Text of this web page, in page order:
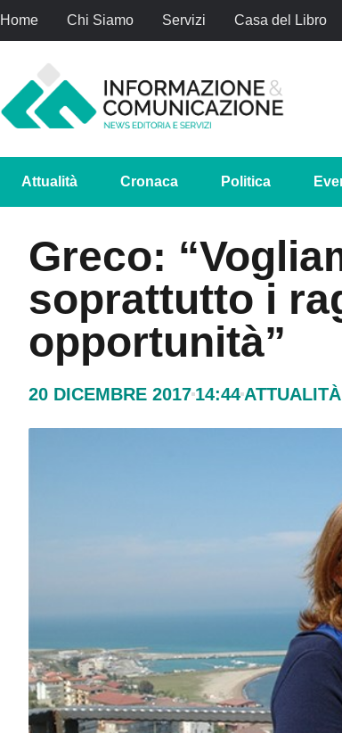
Home Chi Siamo Servizi Casa del Libro
Attualità Cronaca Politica
Greco:
soprattutto i
opportunità”
20 DICEMBRE 2017 14:44 ATTUALITÀ